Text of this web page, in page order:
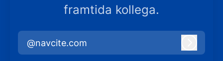
framtida kollega.
@navcite.com